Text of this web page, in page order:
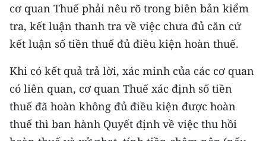
cơ quan Thuế phải nêu rõ trong biên bản kiểm
tra, kết luận thanh tra về việc chưa đủ căn cứ
kết luận số tiền thuế đủ điều kiện hoàn thuế.
Khi có kết quả trả lời, xác minh của các cơ quan
có liên quan, cơ quan Thuế xác định số tiền
thuế đã hoàn không đủ điều kiện được hoàn
thuế thì ban hành Quyết định về việc thu hồi